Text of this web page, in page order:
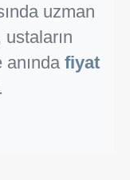
uzman
anında fiyat